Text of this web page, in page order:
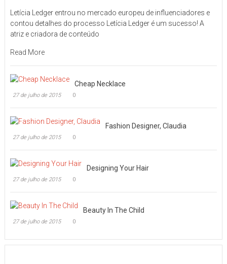
Letícia Ledger entrou no mercado europeu de influenciadores e
contou detalhes do processo Letícia Ledger é um sucesso! A
atriz e criadora de conteúdo
Read More
Cheap Necklace
27 de julho de 2015 0
Fashion Designer, Claudia
27 de julho de 2015 0
Designing Your Hair
27 de julho de 2015 0
Beauty In The Child
27 de julho de 2015 0